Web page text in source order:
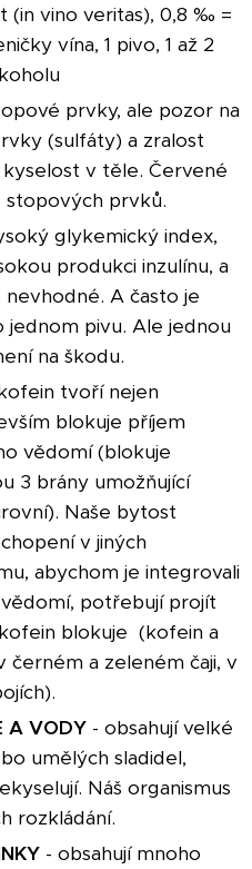
(in vino veritas), 0,8 ‰ =
vína, 1 pivo, 1 až 2
prvky, ale pozor na
(sulfáty) a zralost
v těle. Červené
stopových prvků.
glykemický index,
produkci inzulínu, a
A často je
pivu. Ale jednou
na škodu.
tvoří nejen
blokuje příjem
vědomí (blokuje
3 brány umožňující
Naše bytost
v jiných
abychom je integrovali
potřebují projít
blokuje (kofein a
černém a zeleném čaji, v
A VODY - obsahují velké
umělých sladidel,
Náš organismus
rozkládání.
- obsahují mnoho